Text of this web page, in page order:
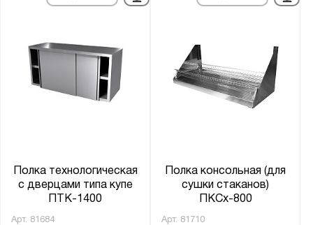
Полка технологическая
с дверцами типа купе
ПТК-1400
Арт. 81684
Полка консольная (для
сушки стаканов)
ПКСх-800
Арт. 81710